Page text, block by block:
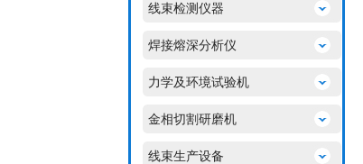
线束检测仪器
焊接熔深分析仪
力学及环境试验机
金相切割研磨机
线束生产设备